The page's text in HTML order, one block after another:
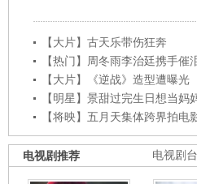
【大片】古天乐带伤狂奔
【热门】周冬雨李治廷携手催
【大片】《逆战》造型遭曝光
【明星】景甜过完生日想当妈
【将映】五月天集体跨界拍电
电视剧台
电视剧推荐